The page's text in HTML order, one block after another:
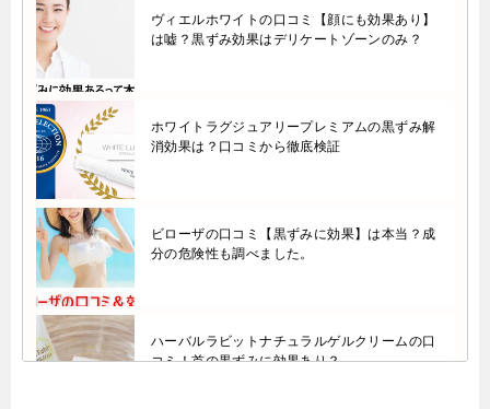
ヴィエルホワイトの口コミ【顔にも効果あり】
は嘘？黒ずみ効果はデリケートゾーンのみ？
ホワイトラグジュアリープレミアムの黒ずみ解
消効果は？口コミから徹底検証
ビローザの口コミ【黒ずみに効果】は本当？成
分の危険性も調べました。
ハーバルラビットナチュラルゲルクリームの口
コミ！首の黒ずみに効果あり？